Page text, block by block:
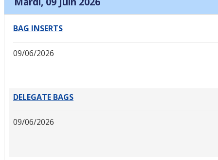
BAG INSERTS
09/06/2026
DELEGATE BAGS
09/06/2026